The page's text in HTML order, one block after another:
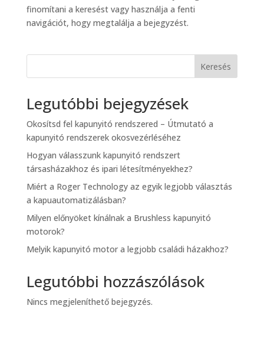
finomítani a keresést vagy használja a fenti
navigációt, hogy megtalálja a bejegyzést.
Keresés
Legutóbbi bejegyzések
Okosítsd fel kapunyitó rendszered – Útmutató a
kapunyitó rendszerek okosvezérléséhez
Hogyan válasszunk kapunyitó rendszert
társasházakhoz és ipari létesítményekhez?
Miért a Roger Technology az egyik legjobb választás
a kapuautomatizálásban?
Milyen előnyöket kínálnak a Brushless kapunyitó
motorok?
Melyik kapunyitó motor a legjobb családi házakhoz?
Legutóbbi hozzászólások
Nincs megjeleníthető bejegyzés.